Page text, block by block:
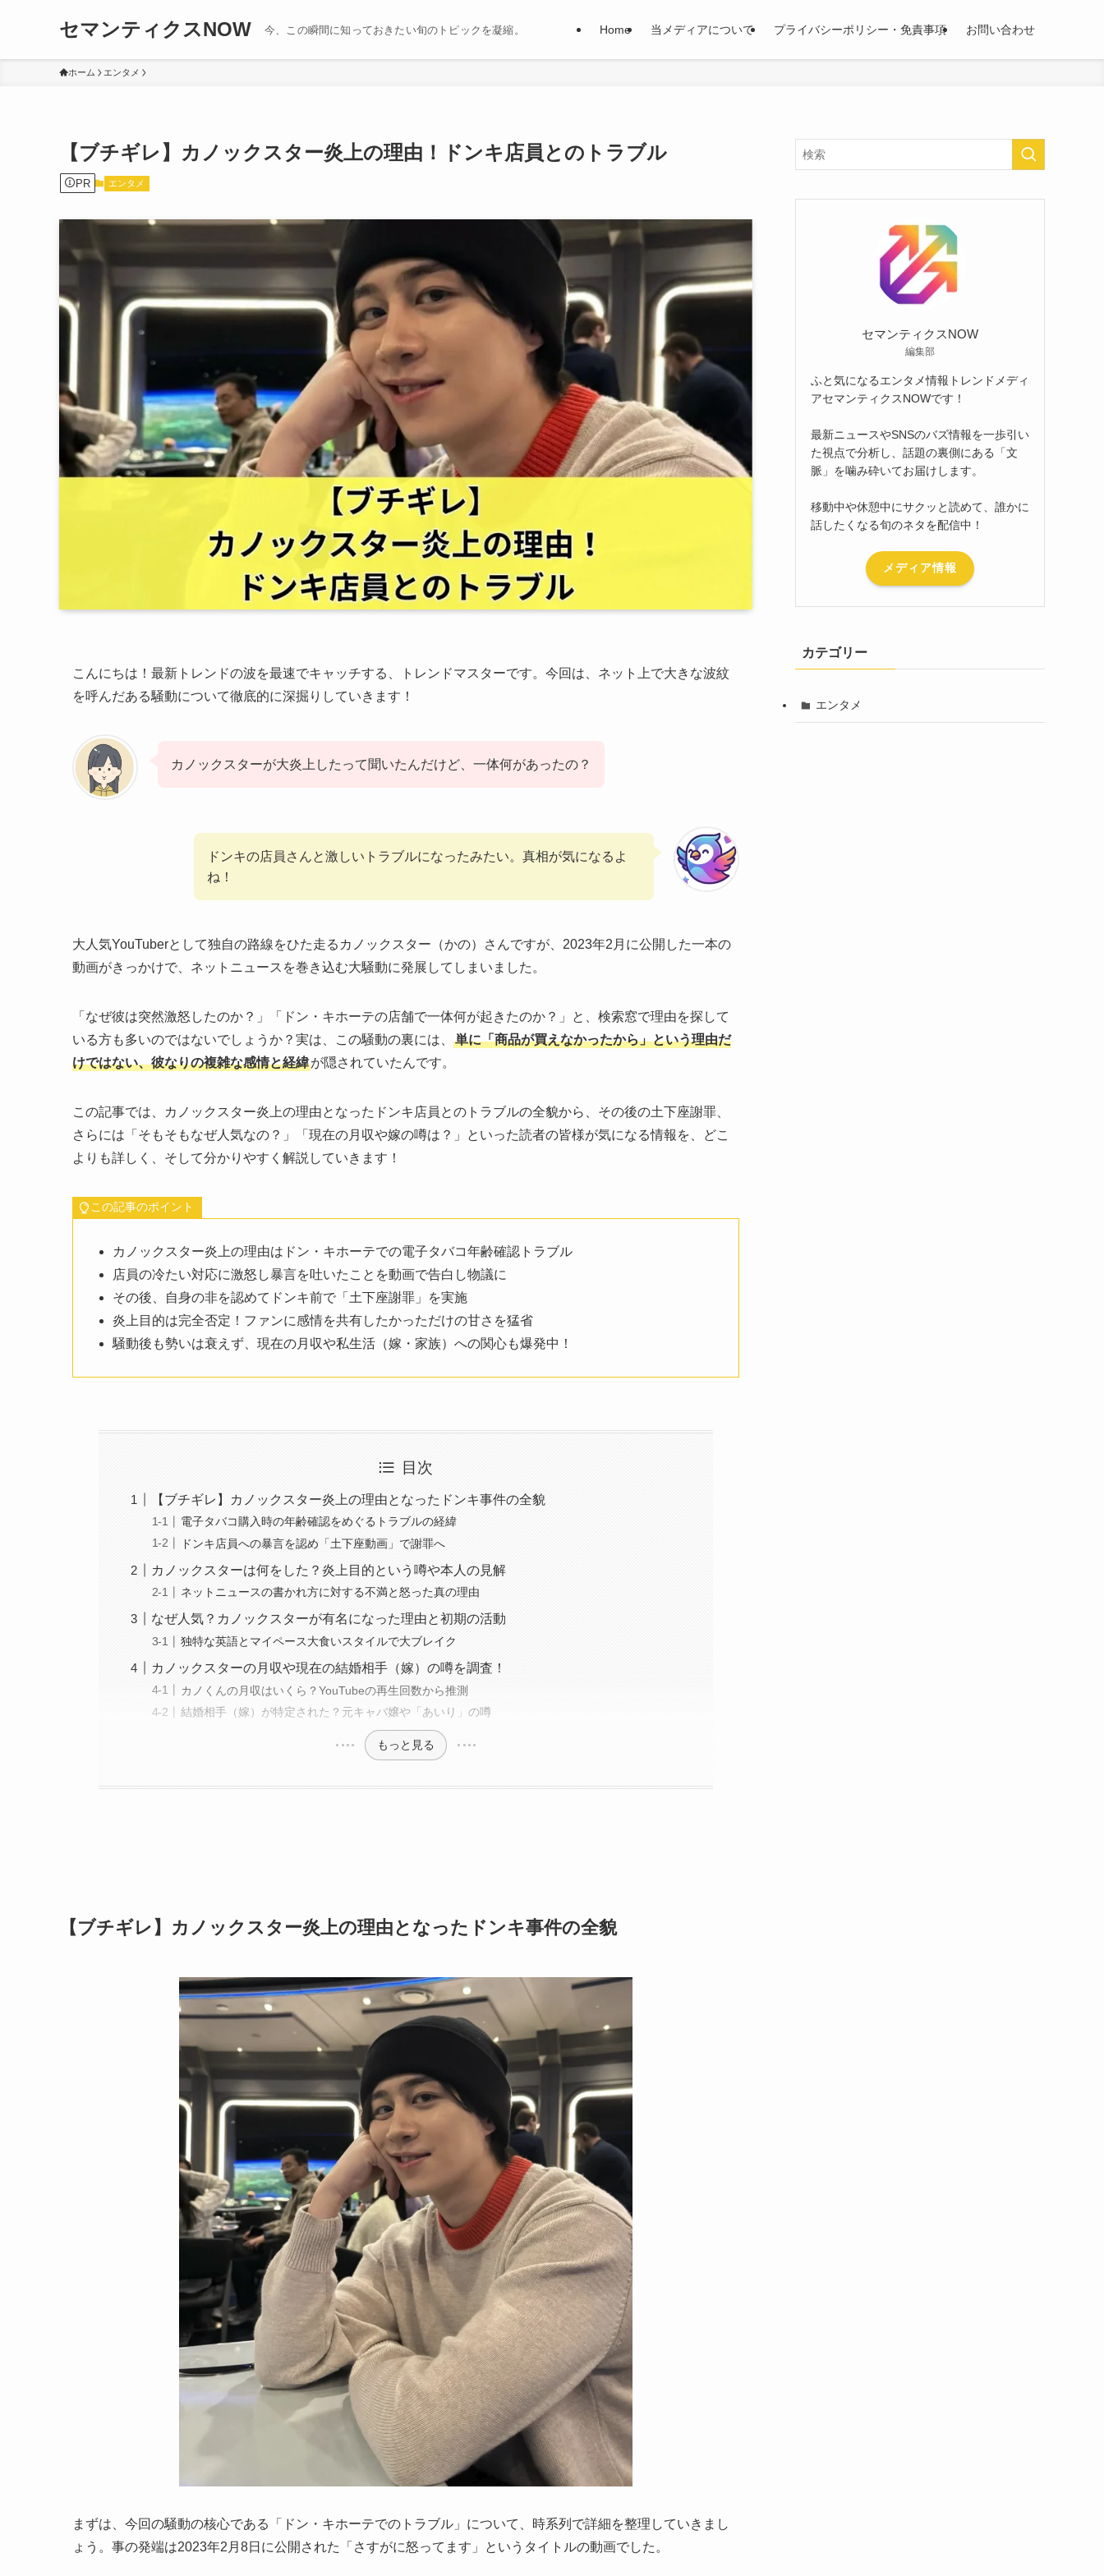
セマンティクスNOW 今、この瞬間に知っておきたい旬のトピックを凝縮。 Home 当メディアについて プライバシーポリシー・免責事項 お問い合わせ
ホーム エンタメ
【ブチギレ】カノックスター炎上の理由！ドンキ店員とのトラブル
PR エンタメ
こんにちは！最新トレンドの波を最速でキャッチする、トレンドマスターです。今回は、ネット上で大きな波紋
を呼んだある騒動について徹底的に深掘りしていきます！
カノックスターが大炎上したって聞いたんだけど、一体何があったの？
ドンキの店員さんと激しいトラブルになったみたい。真相が気になるよ
ね！
大人気YouTuberとして独自の路線をひた走るカノックスター（かの）さんですが、2023年2月に公開した一本の
動画がきっかけで、ネットニュースを巻き込む大騒動に発展してしまいました。
「なぜ彼は突然激怒したのか？」「ドン・キホーテの店舗で一体何が起きたのか？」と、検索窓で理由を探して
いる方も多いのではないでしょうか？実は、この騒動の裏には、
単に「商品が買えなかったから」という理由だ
けではない、彼なりの複雑な感情と経緯が隠されていたんです。
この記事では、カノックスター炎上の理由となったドンキ店員とのトラブルの全貌から、その後の土下座謝罪、
さらには「そもそもなぜ人気なの？」「現在の月収や嫁の噂は？」といった読者の皆様が気になる情報を、どこ
よりも詳しく、そして分かりやすく解説していきます！
この記事のポイント
カノックスター炎上の理由はドン・キホーテでの電子タバコ年齢確認トラブル
店員の冷たい対応に激怒し暴言を吐いたことを動画で告白し物議に
その後、自身の非を認めてドンキ前で「土下座謝罪」を実施
炎上目的は完全否定！ファンに感情を共有したかっただけの甘さを猛省
騒動後も勢いは衰えず、現在の月収や私生活（嫁・家族）への関心も爆発中！
目次
【ブチギレ】カノックスター炎上の理由となったドンキ事件の全貌
電子タバコ購入時の年齢確認をめぐるトラブルの経緯
ドンキ店員への暴言を認め「土下座動画」で謝罪へ
カノックスターは何をした？炎上目的という噂や本人の見解
ネットニュースの書かれ方に対する不満と怒った真の理由
なぜ人気？カノックスターが有名になった理由と初期の活動
独特な英語とマイペース大食いスタイルで大ブレイク
カノックスターの月収や現在の結婚相手（嫁）の噂を調査！
カノくんの月収はいくら？YouTubeの再生回数から推測
結婚相手（嫁）が特定された？元キャバ嬢や「あいり」の噂
もっと見る
【ブチギレ】カノックスター炎上の理由となったドンキ事件の全貌
まずは、今回の騒動の核心である「ドン・キホーテでのトラブル」について、時系列で詳細を整理していきまし
ょう。事の発端は2023年2月8日に公開された「さすがに怒ってます」というタイトルの動画でした。
セマンティクスNOW
編集部
ふと気になるエンタメ情報トレンドメディ
アセマンティクスNOWです！
最新ニュースやSNSのバズ情報を一歩引い
た視点で分析し、話題の裏側にある「文
脈」を噛み砕いてお届けします。
移動中や休憩中にサクッと読めて、誰かに
話したくなる旬のネタを配信中！
メディア情報
カテゴリー
エンタメ